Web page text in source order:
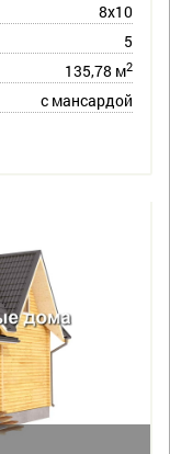
8х10
5
135,78 м2
с мансардой